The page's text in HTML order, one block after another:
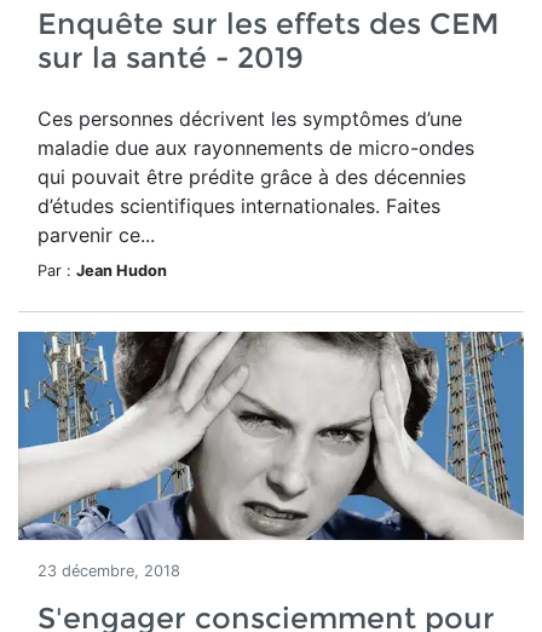
Enquête sur les effets des CEM
sur la santé - 2019
Ces personnes décrivent les symptômes d’une
maladie due aux rayonnements de micro-ondes
qui pouvait être prédite grâce à des décennies
d’études scientifiques internationales. Faites
parvenir ce...
Par : Jean Hudon
23 décembre, 2018
S'engager consciemment pour